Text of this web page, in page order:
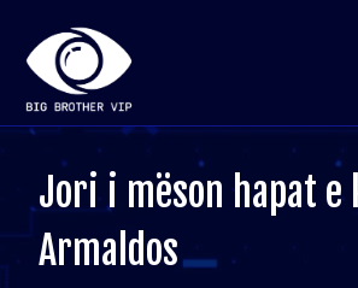
Jori i mëson hapat
Armaldos